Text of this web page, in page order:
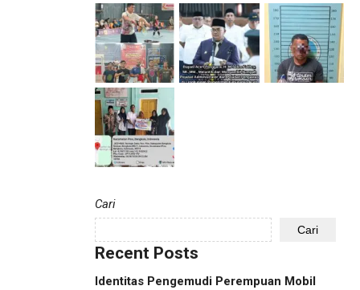
Cari
Cari
Recent Posts
Identitas Pengemudi Perempuan Mobil